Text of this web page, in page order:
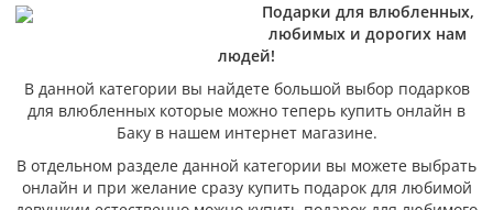
Подарки для влюбленных,
любимых и дорогих нам
людей!
В данной категории вы найдете большой выбор подарков
для влюбленных которые можно теперь купить онлайн в
Баку в нашем интернет магазине.
В отдельном разделе данной категории вы можете выбрать
онлайн и при желание сразу купить подарок для любимой